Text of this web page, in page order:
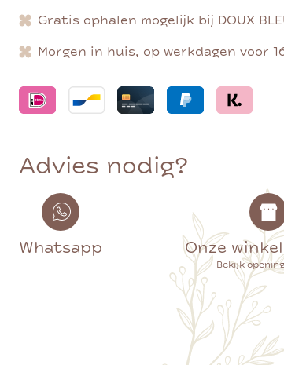
Gratis ophalen mogelijk bij DOUX
Morgen in huis, op werkdagen voor
Advies nodig?
Whatsapp Onze
Bekijk